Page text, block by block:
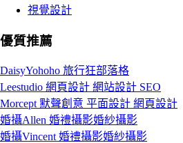
視覺設計
優質推薦
DaisyYohoho 旅行狂部落格
Leestudio 網頁設計 網站設計 SEO
Morcept 默聲創意 平面設計 網頁設計
婚攝Allen 婚禮攝影婚紗攝影
婚攝Vincent 婚禮攝影婚紗攝影